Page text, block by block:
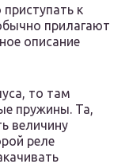
к
прилагают
описание
то там
пружины. Та,
величину
реле